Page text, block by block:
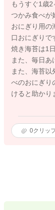
もうすぐ1歳2
つかみ食べが
おにぎり用の
口おにぎりで
焼き海苔は1
また、毎日あ
また、海苔
べのおにぎり
けると助かり
0クリッ